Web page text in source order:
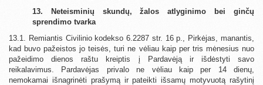
13. Neteisminių skundų, žalos atlyginimo bei ginčų
sprendimo tvarka
13.1. Remiantis Civilinio kodekso 6.2287 str. 16 p., Pirkėjas, manantis,
kad buvo pažeistos jo teisės, turi ne vėliau kaip per tris mėnesius nuo
pažeidimo dienos raštu kreiptis į Pardavėją ir išdėstyti savo
reikalavimus. Pardavėjas privalo ne vėliau kaip per 14 dienų,
nemokamai išnagrinėti prašymą ir pateikti išsamų motyvuotą rašytinį